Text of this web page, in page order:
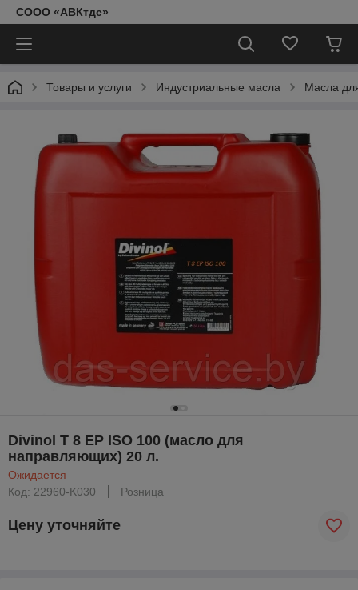
СООО «АВКтдс»
Товары и услуги Индустриальные масла Масла
Divinol T 8 EP ISO 100 (масло для
направляющих) 20 л.
Ожидается
Код: 22960-K030
Розница
Цену уточняйте